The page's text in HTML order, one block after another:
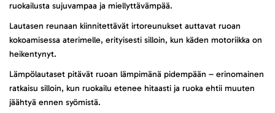
ruokailusta sujuvampaa ja miellyttävämpää.
Lautasen reunaan kiinnitettävät irtoreunukset auttavat ruoan
kokoamisessa aterimelle, erityisesti silloin, kun käden motoriikka on
heikentynyt.
Lämpölautaset pitävät ruoan lämpimänä pidempään – erinomainen
ratkaisu silloin, kun ruokailu etenee hitaasti ja ruoka ehtii muuten
jäähtyä ennen syömistä.